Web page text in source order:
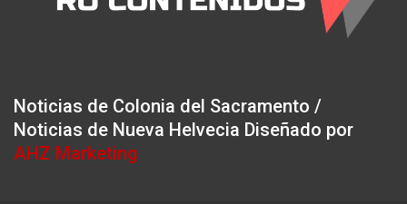
Noticias de Colonia del Sacramento /
Noticias de Nueva Helvecia Diseñado por
AHZ Marketing